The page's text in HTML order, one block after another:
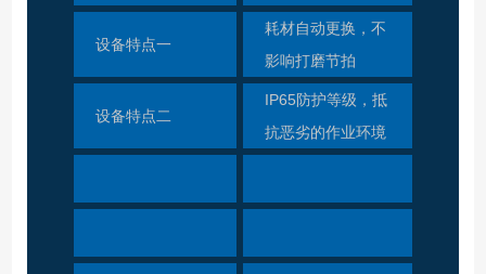
设备特点一
耗材自动更换，不
影响打磨节拍
设备特点二
IP65防护等级，抵
抗恶劣的作业环境